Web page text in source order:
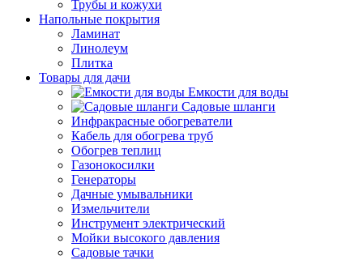
Трубы и кожухи
Напольные покрытия
Ламинат
Линолеум
Плитка
Товары для дачи
Емкости для воды
Садовые шланги
Инфракрасные обогреватели
Кабель для обогрева труб
Обогрев теплиц
Газонокосилки
Генераторы
Дачные умывальники
Измельчители
Инструмент электрический
Мойки высокого давления
Садовые тачки